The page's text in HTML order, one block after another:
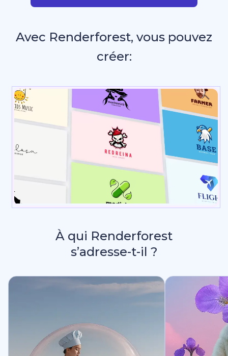
Avec Renderforest, vous pouvez
créer:
À qui Renderforest
s’adresse-t-il ?